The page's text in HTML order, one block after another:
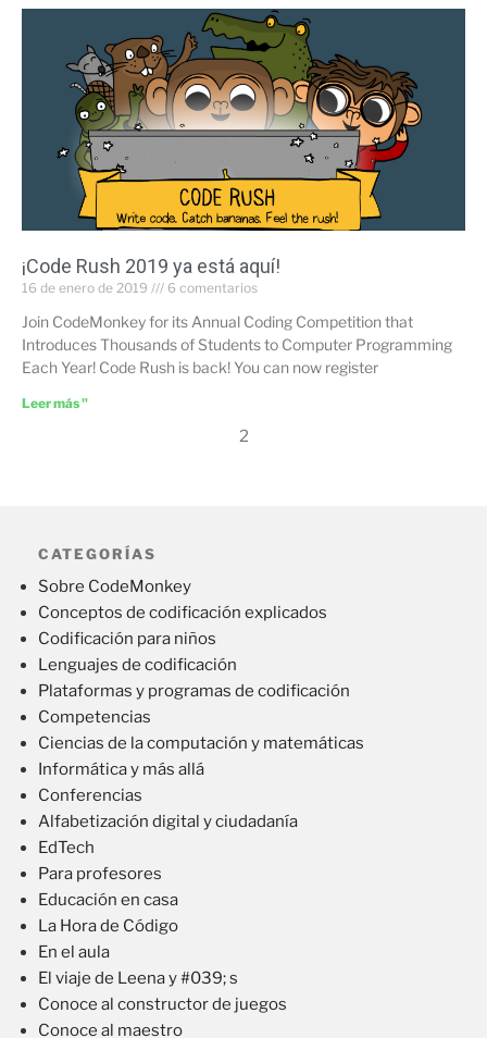
¡Code Rush 2019 ya está aquí!
16 de enero de 2019 6 comentarios
Join CodeMonkey for its Annual Coding Competition that
Introduces Thousands of Students to Computer Programming
Each Year! Code Rush is back! You can now register
Leer más "
2
CATEGORÍAS
Sobre CodeMonkey
Conceptos de codificación explicados
Codificación para niños
Lenguajes de codificación
Plataformas y programas de codificación
Competencias
Ciencias de la computación y matemáticas
Informática y más allá
Conferencias
Alfabetización digital y ciudadanía
EdTech
Para profesores
Educación en casa
La Hora de Código
En el aula
El viaje de Leena y #039; s
Conoce al constructor de juegos
Conoce al maestro